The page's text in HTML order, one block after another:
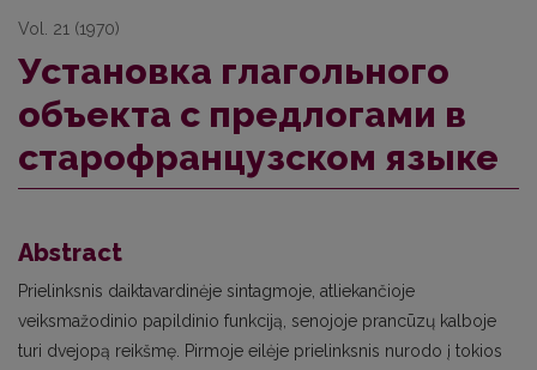
Vol. 21 (1970)
Установка глагольного
объекта с предлогами в
старофранцузском языке
Abstract
Prielinksnis daiktavardinėje sintagmoje, atliekančioje
veiksmažodinio papildinio funkciją, senojoje prancūzų kalboje
turi dvejopą reikšmę. Pirmoje eilėje prielinksnis nurodo į tokios